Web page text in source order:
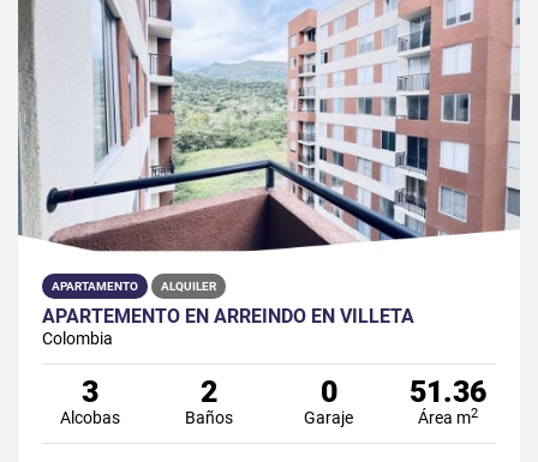
APARTAMENTO ALQUILER
APARTEMENTO EN ARREINDO EN VILLETA
Colombia
3
Alcobas
2
Baños
0
Garaje
51.36
Área m2